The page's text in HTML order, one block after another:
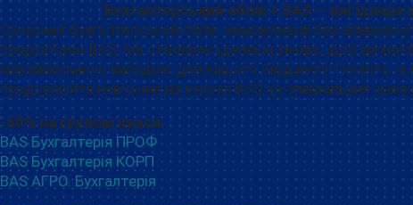
Бухгалтерський облік + BAS —
Сучасний бухгалтерський облік неможливий без
продуктами BAS. Ми створили ідеальні умови, щоб ви
максимальною вигодою для вашого бюджету! Почніть із
продовжуйте навчання на курсах BAS на спеціальних
-50% на групові курси:
BAS Бухгалтерія ПРОФ
BAS Бухгалтерія КОРП
BAS АГРО. Бухгалтерія